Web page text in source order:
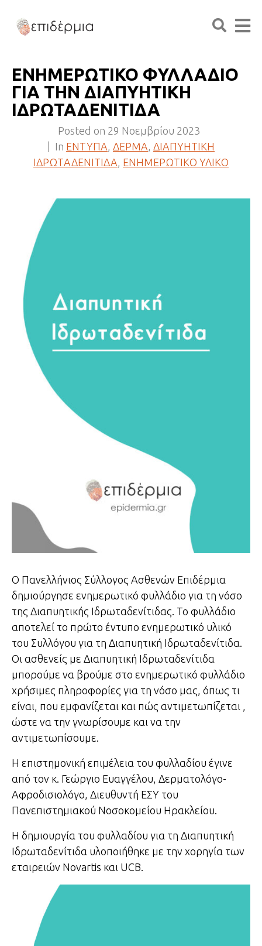
ΕΝΗΜΕΡΩΤΙΚΟ ΦΥΛΛΑΔΙΟ
ΓΙΑ ΤΗΝ ΔΙΑΠΥΗΤΙΚΗ
ΙΔΡΩΤΑΔΕΝΙΤΙΔΑ
Posted on 29 Νοεμβρίου 2023
In ΕΝΤΥΠΑ ΔΕΡΜΑ ΔΙΑΠΥΗΤΙΚΗ
ΙΔΡΩTΑΔΕΝΙΤΙΔΑ ΕΝΗΜΕΡΩΤΙΚΟ ΥΛΙΚΟ
Ο Πανελλήνιος Σύλλογος Ασθενών Επιδέρμια
δημιούργησε ενημερωτικό φυλλάδιο για τη νόσο
της Διαπυητικής Ιδρωταδενίτιδας. Το φυλλάδιο
αποτελεί το πρώτο έντυπο ενημερωτικό υλικό
του Συλλόγου για τη Διαπυητική Ιδρωταδενίτιδα.
Οι ασθενείς με Διαπυητική Ιδρωταδενίτιδα
μπορούμε να βρούμε στο ενημερωτικό φυλλάδιο
χρήσιμες πληροφορίες για τη νόσο μας, όπως τι
είναι, που εμφανίζεται και πώς αντιμετωπίζεται ,
ώστε να την γνωρίσουμε και να την
αντιμετωπίσουμε.
Η επιστημονική επιμέλεια του φυλλαδίου έγινε
από τον κ. Γεώργιο Ευαγγέλου, Δερματολόγο-
Αφροδισιολόγο, Διευθυντή ΕΣΥ του
Πανεπιστημιακού Νοσοκομείου Ηρακλείου.
Η δημιουργία του φυλλαδίου για τη Διαπυητική
Ιδρωταδενίτιδα υλοποιήθηκε με την χορηγία των
εταιρειών Novartis και UCB.